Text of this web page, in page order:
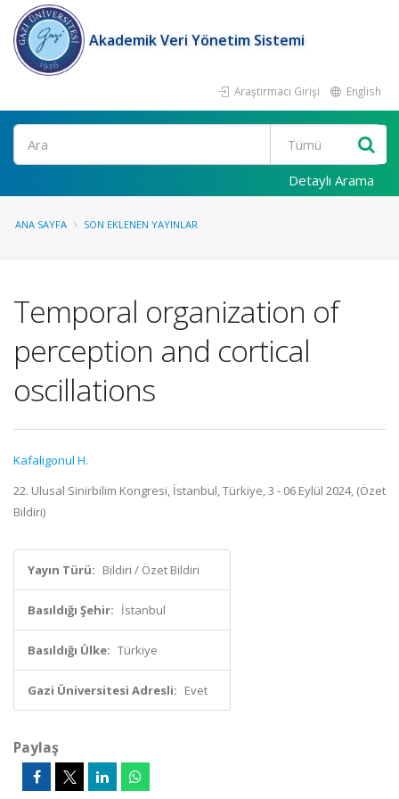
Akademik Veri Yönetim Sistemi
Araştırmacı Girişi English
Ara
Detaylı Arama
ANA SAYFA SON EKLENEN YAYINLAR
Temporal organization of
perception and cortical
oscillations
Kafaligonul H.
22. Ulusal Sinirbilim Kongresi, İstanbul, Türkiye, 3 - 06 Eylül 2024, (Özet
Bildiri)
Yayın Türü: Bildiri / Özet Bildiri
Basıldığı Şehir: İstanbul
Basıldığı Ülke: Türkiye
Gazi Üniversitesi Adresli: Evet
Paylaş